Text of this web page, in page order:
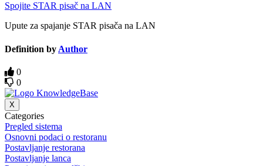
Spojite STAR pisač na LAN
Upute za spajanje STAR pisača na LAN
Definition by Author
0
0
X
Categories
Pregled sistema
Osnovni podaci o restoranu
Postavljanje restorana
Postavljanje lanca